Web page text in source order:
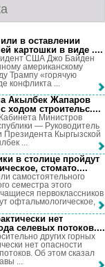
в оставлении
картошки в виде ....
США Джо Байден
американскому
Трампу «горячую
конфликта ...
Акылбек Жапаров
ходом строительс....
Министров
— Руководитель
Президента Кыргызской
...
в столице пройдут
стомато....
самостоятельного
семестра этого
первоклассников
офтальмологическое, ...
нет
селевых потоков....
других горных
нет опасности
Об этом сказал
...